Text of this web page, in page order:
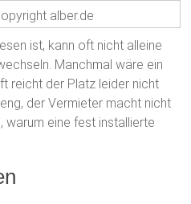
alber.de
ist, kann oft nicht alleine
Manchmal wäre ein
reicht der Platz leider nicht
der Vermieter macht nicht
warum eine fest installierte